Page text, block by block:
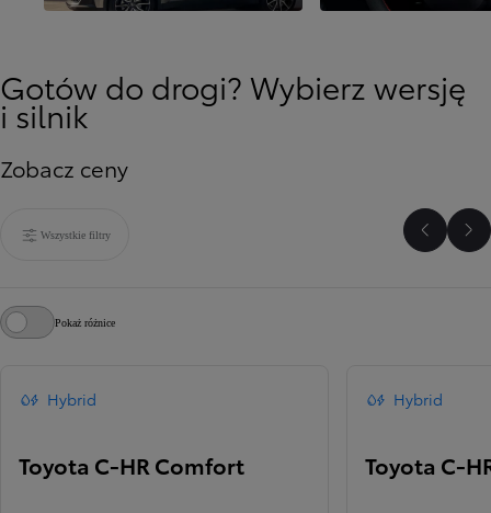
Gotów do drogi? Wybierz wersję
i silnik
Zobacz ceny
Wszystkie filtry
Pokaż różnice
Hybrid
Toyota C-HR Comfort
Hybrid
Toyota C-